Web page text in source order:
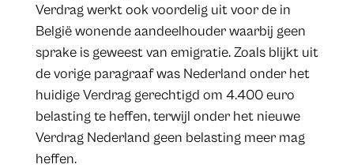
Verdrag werkt ook voordelig uit voor de in
België wonende aandeelhouder waarbij geen
sprake is geweest van emigratie. Zoals blijkt uit
de vorige paragraaf was Nederland onder het
huidige Verdrag gerechtigd om 4.400 euro
belasting te heffen, terwijl onder het nieuwe
Verdrag Nederland geen belasting meer mag
heffen.